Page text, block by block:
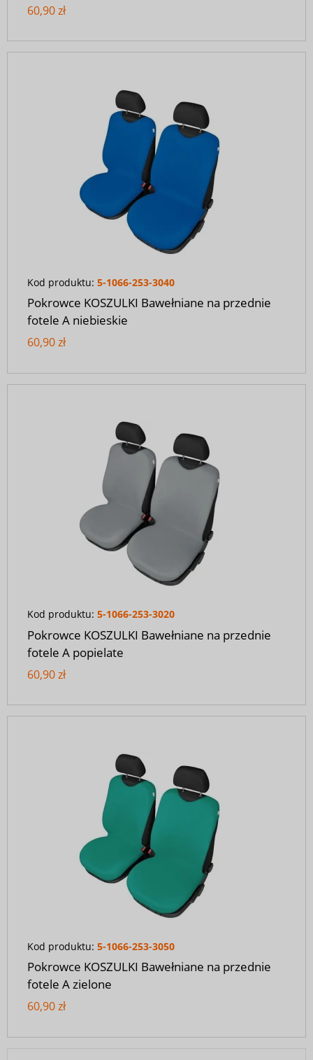
60,90 zł
Kod produktu: 5-1066-253-3040
Pokrowce KOSZULKI Bawełniane na przednie
fotele A niebieskie
60,90 zł
Kod produktu: 5-1066-253-3020
Pokrowce KOSZULKI Bawełniane na przednie
fotele A popielate
60,90 zł
Kod produktu: 5-1066-253-3050
Pokrowce KOSZULKI Bawełniane na przednie
fotele A zielone
60,90 zł